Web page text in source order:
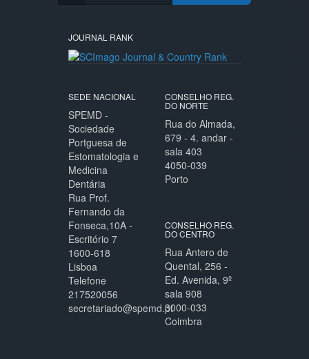
JOURNAL RANK
SEDE NACIONAL
SPEMD -
Sociedade
Portguesa de
Estomatologia e
Medicina
Dentária
Rua Prof.
Fernando da
Fonseca,10A -
Escritório 7
1600-618
Lisboa
Telefone
217520056
secretariado@spemd.pt
CONSELHO REG.
DO NORTE
Rua do Almada,
679 - 4. andar -
sala 403
4050-039
Porto
CONSELHO REG.
DO CENTRO
Rua Antero de
Quental, 256 -
Ed. Avenida, 9º
sala 908
3000-033
Coimbra